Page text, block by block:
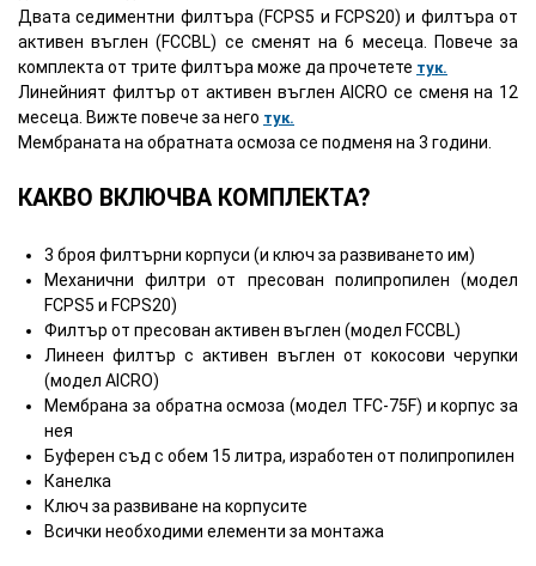
Двата седиментни филтъра (FCPS5 и FCPS20) и филтъра от
активен въглен (FCCBL) се сменят на 6 месеца. Повече за
комплекта от трите филтъра може да прочетете тук.
Линейният филтър от активен въглен AICRO се сменя на 12
месеца. Вижте повече за него тук.
Мембраната на обратната осмоза се подменя на 3 години.
КАКВО ВКЛЮЧВА КОМПЛЕКТА?
3 броя филтърни корпуси (и ключ за развиването им)
Механични филтри от пресован полипропилен (модел
FCPS5 и FCPS20)
Филтър от пресован активен въглен (модел FCCBL)
Линеен филтър с активен въглен от кокосови черупки
(модел AICRO)
Мембрана за обратна осмоза (модел TFC-75F) и корпус за
нея
Буферен съд с обем 15 литра, изработен от полипропилен
Канелка
Ключ за развиване на корпусите
Всички необходими елементи за монтажа